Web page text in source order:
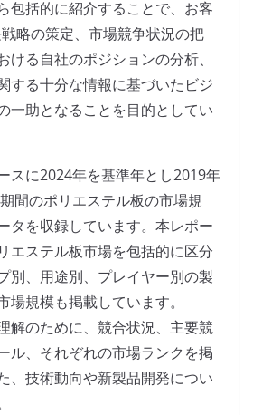
包括的に紹介することで、お客
略の策定、市場競争状況の把
ける自社のポジションの分析、
する十分な情報に基づいたビジ
一助となることを目的としてい
スに2024年を基準年とし2019年
間のポリエステル板の市場規
タを収録しています。本レポー
エステル板市場を包括的に区分
別、用途別、プレイヤー別の製
場規模も掲載しています。
解のために、競合状況、主要競
ル、それぞれの市場ランクを掲
、技術動向や新製品開発につい